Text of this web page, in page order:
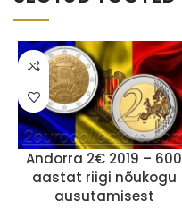
Andorra 2€ 2019 – 600
aastat riigi nõukogu
ausutamisest